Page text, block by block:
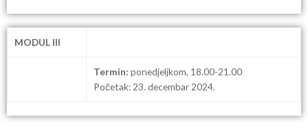
MODUL III
Termin: ponedjeljkom, 18.00-21.00
Početak: 23. decembar 2024.